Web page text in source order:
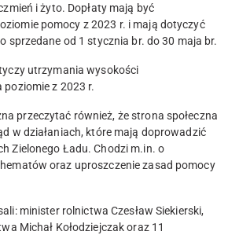
i żyto. Dopłaty mają być
pomocy z 2023 r. i mają dotyczyć
sprzedane od 1 stycznia br. do 30 maja br.
utrzymania wysokości
z 2023 r.
przeczytać również, że strona społeczna
w działaniach, które mają doprowadzić
Zielonego Ładu. Chodzi m.in. o
oraz uproszczenie zasad pomocy
minister rolnictwa Czesław Siekierski,
Michał Kołodziejczak oraz 11